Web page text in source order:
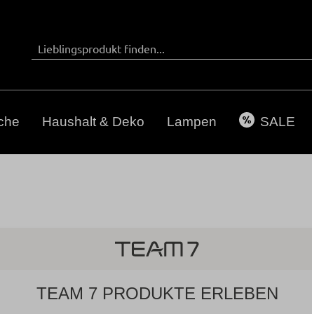
Haushalt & Deko Lampen SALE
TEAM 7 PRODUKTE ERLEBEN